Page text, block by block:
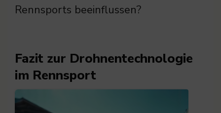
Rennsports beeinflussen?
Fazit zur Drohnentechnologie
im Rennsport